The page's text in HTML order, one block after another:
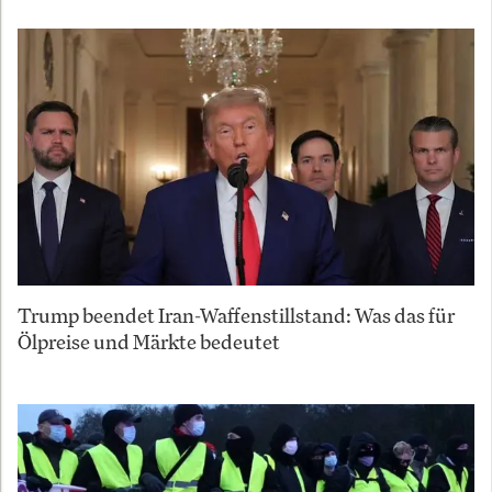
Trump beendet Iran-Waffenstillstand: Was das für
Ölpreise und Märkte bedeutet